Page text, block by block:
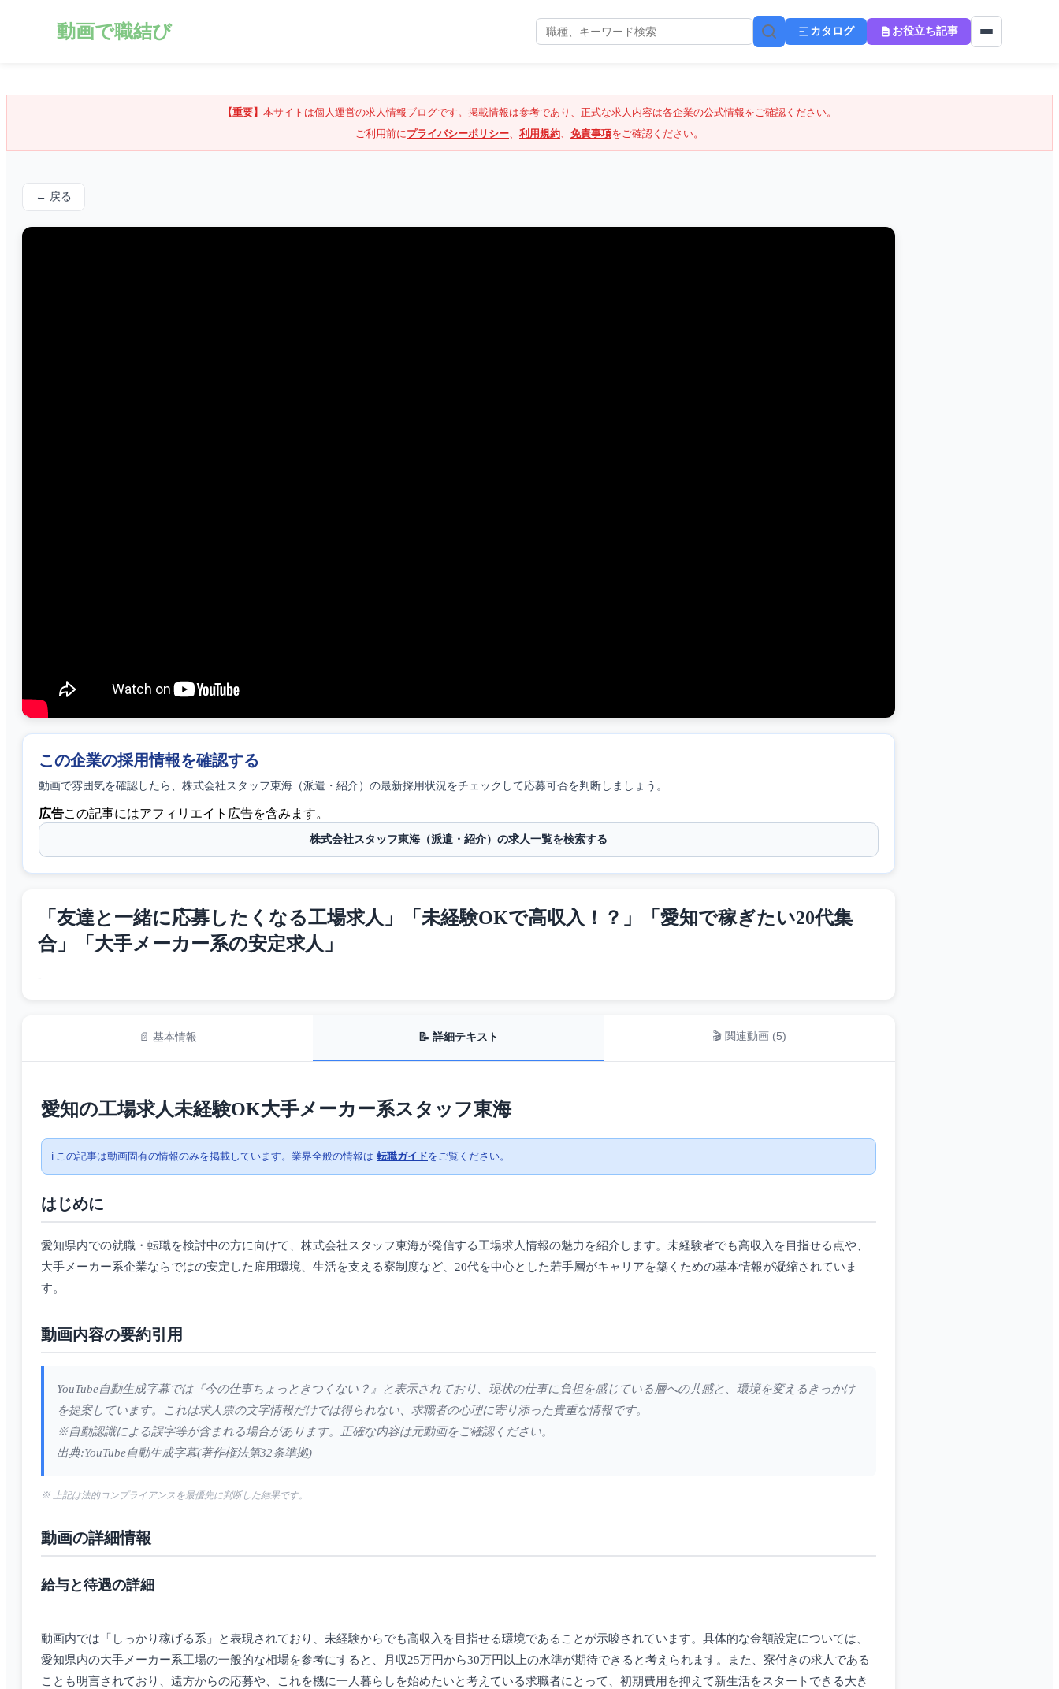
動画で職結び カタログ お役立ち記事
【重要】 本サイトは個人運営の求人情報ブログです。掲載情報は参考であり、正式な求人内容は各企業の公式情報をご確認ください。
ご利用前にプライバシーポリシー、 利用規約、 免責事項をご確認ください。
← 戻る
この企業の採用情報を確認する
動画で雰囲気を確認したら、 株式会社スタッフ東海（派遣・紹介） の最新採用状況をチェックして応募可否を判断しましょう。
広告この記事にはアフィリエイト広告を含みます。
株式会社スタッフ東海（派遣・紹介）の求人一覧を検索する
「友達と一緒に応募したくなる工場求人」「未経験OKで高収入！？」「愛知で稼ぎたい20代集
合」「大手メーカー系の安定求人」
-
📄 基本情報 📝 詳細テキスト 🎬 関連動画 (5)
愛知の工場求人未経験OK大手メーカー系スタッフ東海
ℹ️ この記事は動画固有の情報のみを掲載しています。業界全般の情報は 転職ガイドをご覧ください。
はじめに
愛知県内での就職・転職を検討中の方に向けて、株式会社スタッフ東海が発信する工場求人情報の魅力を紹介します。未経験者でも高収入を目指せる点や、
大手メーカー系企業ならではの安定した雇用環境、生活を支える寮制度など、20代を中心とした若手層がキャリアを築くための基本情報が凝縮されていま
す。
動画内容の要約引用
YouTube自動生成字幕では『今の仕事ちょっときつくない？』と表示されており、現状の仕事に負担を感じている層への共感と、環境を変えるきっかけ
を提案しています。これは求人票の文字情報だけでは得られない、求職者の心理に寄り添った貴重な情報です。
※自動認識による誤字等が含まれる場合があります。正確な内容は元動画をご確認ください。
出典:YouTube自動生成字幕(著作権法第32条準拠)
※ 上記は法的コンプライアンスを最優先に判断した結果です。
動画の詳細情報
給与と待遇の詳細
動画内では「しっかり稼げる系」と表現されており、未経験からでも高収入を目指せる環境であることが示唆されています。具体的な金額設定については、
愛知県内の大手メーカー系工場の一般的な相場を参考にすると、月収25万円から30万円以上の水準が期待できると考えられます。また、寮付きの求人である
ことも明言されており、遠方からの応募や、これを機に一人暮らしを始めたいと考えている求職者にとって、初期費用を抑えて新生活をスタートできる大き